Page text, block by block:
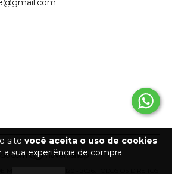
site você aceita o uso de cookies
a sua experiência de compra.